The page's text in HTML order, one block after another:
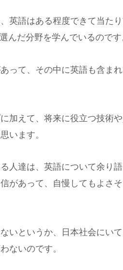
英語はある程度できて当た
んだ分野を学んでいるのです
って、その中に英語も含ま
加えて、将来に役立つ技術
います。
人達は、英語について余り
があって、自慢してもよさ
いというか、日本社会にい
ないのです。